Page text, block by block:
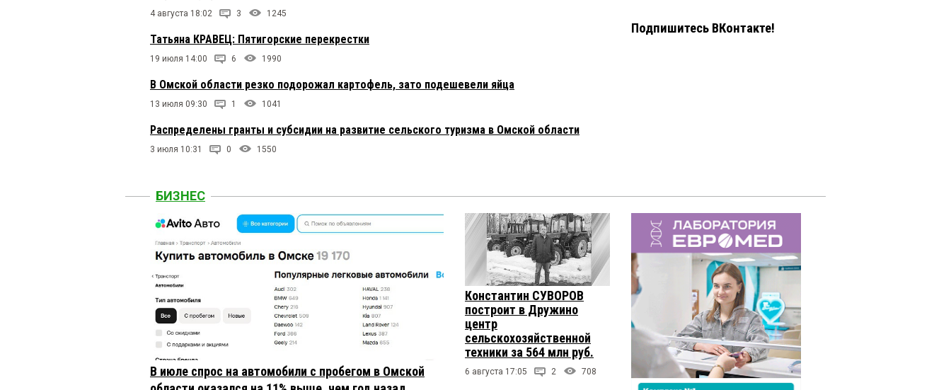
4 августа 18:02 3 1245
Татьяна КРАВЕЦ: Пятигорские перекрестки
19 июля 14:00 6 1990
В Омской области резко подорожал картофель, зато подешевели яйца
13 июля 09:30 1 1041
Распределены гранты и субсидии на развитие сельского туризма в Омской области
3 июля 10:31 0 1550
Подпишитесь ВКонтакте!
БИЗНЕС
В июле спрос на автомобили с пробегом в Омской
Константин СУВОРОВ
построит в Дружино
центр
сельскохозяйственной
техники за 564 млн руб.
6 августа 17:05 2 708